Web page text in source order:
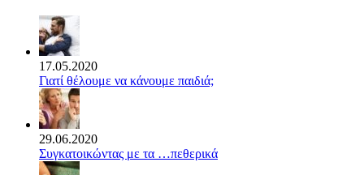
17.05.2020
Γιατί θέλουμε να κάνουμε παιδιά;
29.06.2020
Συγκατοικώντας με τα …πεθερικά